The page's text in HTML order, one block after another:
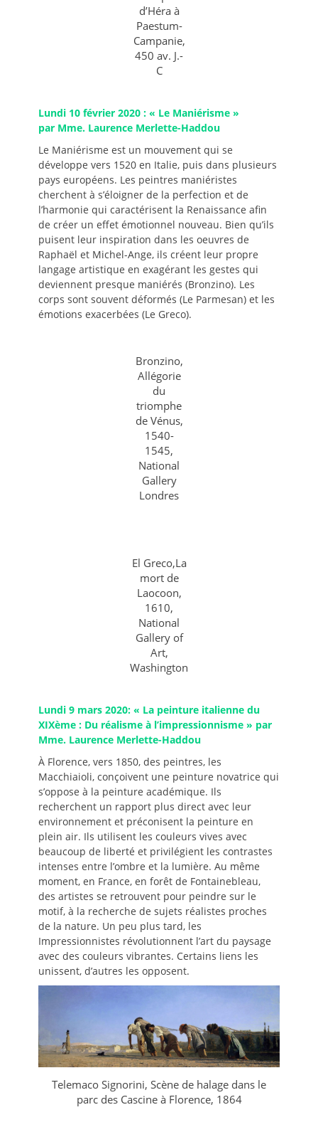
d’Héra à
Paestum-
Campanie,
450 av. J.-
C
Lundi 10 février 2020 : « Le Maniérisme »
par Mme. Laurence Merlette-Haddou
Le Maniérisme est un mouvement qui se
développe vers 1520 en Italie, puis dans plusieurs
pays européens. Les peintres maniéristes
cherchent à s’éloigner de la perfection et de
l’harmonie qui caractérisent la Renaissance afin
de créer un effet émotionnel nouveau. Bien qu’ils
puisent leur inspiration dans les oeuvres de
Raphaël et Michel-Ange, ils créent leur propre
langage artistique en exagérant les gestes qui
deviennent presque maniérés (Bronzino). Les
corps sont souvent déformés (Le Parmesan) et les
émotions exacerbées (Le Greco).
Bronzino,
Allégorie
du
triomphe
de Vénus,
1540-
1545,
National
Gallery
Londres
El Greco,La
mort de
Laocoon,
1610,
National
Gallery of
Art,
Washington
Lundi 9 mars 2020: « La peinture italienne du
XIXème : Du réalisme à l’impressionnisme » par
Mme. Laurence Merlette-Haddou
À Florence, vers 1850, des peintres, les
Macchiaioli, conçoivent une peinture novatrice qui
s’oppose à la peinture académique. Ils
recherchent un rapport plus direct avec leur
environnement et préconisent la peinture en
plein air. Ils utilisent les couleurs vives avec
beaucoup de liberté et privilégient les contrastes
intenses entre l’ombre et la lumière. Au même
moment, en France, en forêt de Fontainebleau,
des artistes se retrouvent pour peindre sur le
motif, à la recherche de sujets réalistes proches
de la nature. Un peu plus tard, les
Impressionnistes révolutionnent l’art du paysage
avec des couleurs vibrantes. Certains liens les
unissent, d’autres les opposent.
Telemaco Signorini, Scène de halage dans le
parc des Cascine à Florence, 1864